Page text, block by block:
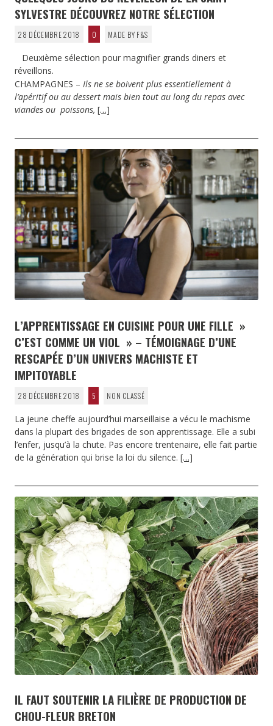
SYLVESTRE DÉCOUVREZ NOTRE SÉLECTION
28 DÉCEMBRE 2018 0 MADE BY F&S
Deuxième sélection pour magnifier grands diners et
réveillons.
CHAMPAGNES – Ils ne se boivent plus essentiellement à
l’apéritif ou au dessert mais bien tout au long du repas avec
viandes ou poissons, […]
L’APPRENTISSAGE EN CUISINE POUR UNE FILLE »
C’EST COMME UN VIOL » – TÉMOIGNAGE D’UNE
RESCAPÉE D’UN UNIVERS MACHISTE ET
IMPITOYABLE
28 DÉCEMBRE 2018 5 NON CLASSÉ
La jeune cheffe aujourd’hui marseillaise a vécu le machisme
dans la plupart des brigades de son apprentissage. Elle a subi
l’enfer, jusqu’à la chute. Pas encore trentenaire, elle fait partie
de la génération qui brise la loi du silence. […]
IL FAUT SOUTENIR LA FILIÈRE DE PRODUCTION DE
CHOU-FLEUR BRETON